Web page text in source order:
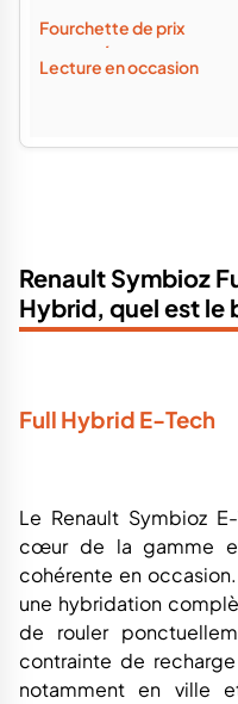
Renault Symbioz
Hybrid, quel est le
Full Hybrid E-Tech
Le Renault Symbioz
cœur de la gamme
cohérente en
une hybridation
de rouler
contrainte de
notamment en ville